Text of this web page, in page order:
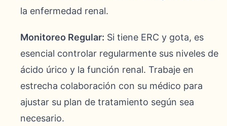
la enfermedad renal.
Monitoreo Regular: Si tiene ERC y gota, es
esencial controlar regularmente sus niveles de
ácido úrico y la función renal. Trabaje en
estrecha colaboración con su médico para
ajustar su plan de tratamiento según sea
necesario.